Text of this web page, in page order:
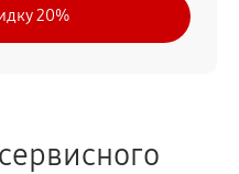
60 минут
20%